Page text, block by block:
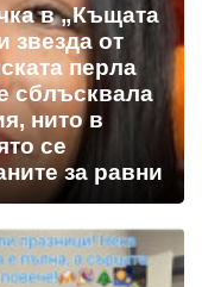
в „Къщата
звезда от
перла
сблъсквала
нито в
се
за равни